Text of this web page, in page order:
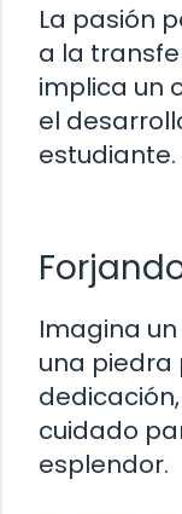
La pasión
a la
implica un
el
estudiante.
Imagina
una piedra
cuidado
esplendor.